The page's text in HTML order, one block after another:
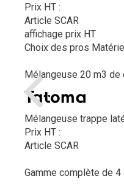
Prix HT :
Article SCAR
affichage prix HT
Choix des pros
Mélangeuse 20 m3 de
Mélangeuse trappe
Prix HT :
Article SCAR
Gamme complète de 4